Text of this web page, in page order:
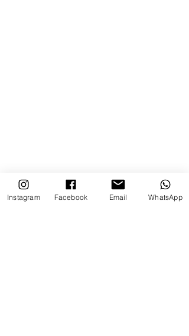
Instagram Facebook Email WhatsApp